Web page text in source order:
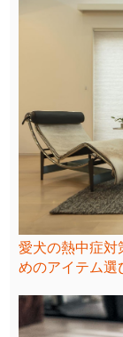
愛犬の熱中症対
めのアイテム選